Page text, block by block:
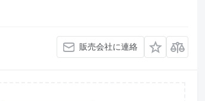
販売会社に連絡